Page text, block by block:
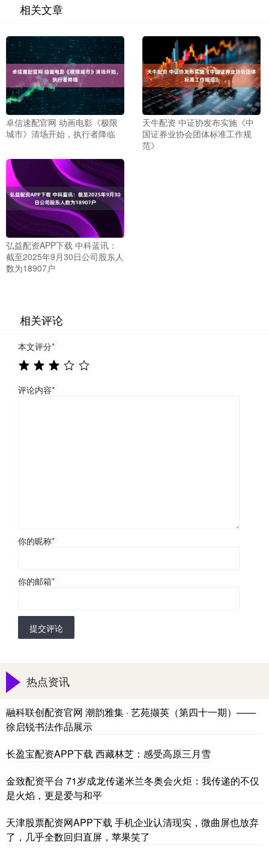
相关文章
卓信速配官网 动画电影《极限
城市》清场开始，执行者降临
天牛配资 中证协发布实施《中
国证券业协会团体标准工作规
范》
弘益配资APP下载 中科蓝讯：
截至2025年9月30日公司股东人
数为18907户
相关评论
本文评分*
评论内容*
你的昵称*
你的邮箱*
提交评论
热点资讯
融科联创配资官网 潮韵雅集 · 艺苑撷英（第四十一期）——
徐启锐书法作品展示
长盈宝配资APP下载 西藏林芝：感受高原三月雪
金致配资平台 71岁成龙传递米兰冬奥会火炬：我传递的不仅
是火焰，更是爱与和平
天津股票配资网APP下载 手机企业认清现实，微曲屏也放弃
了，几乎全数回归直屏，苹果笑了